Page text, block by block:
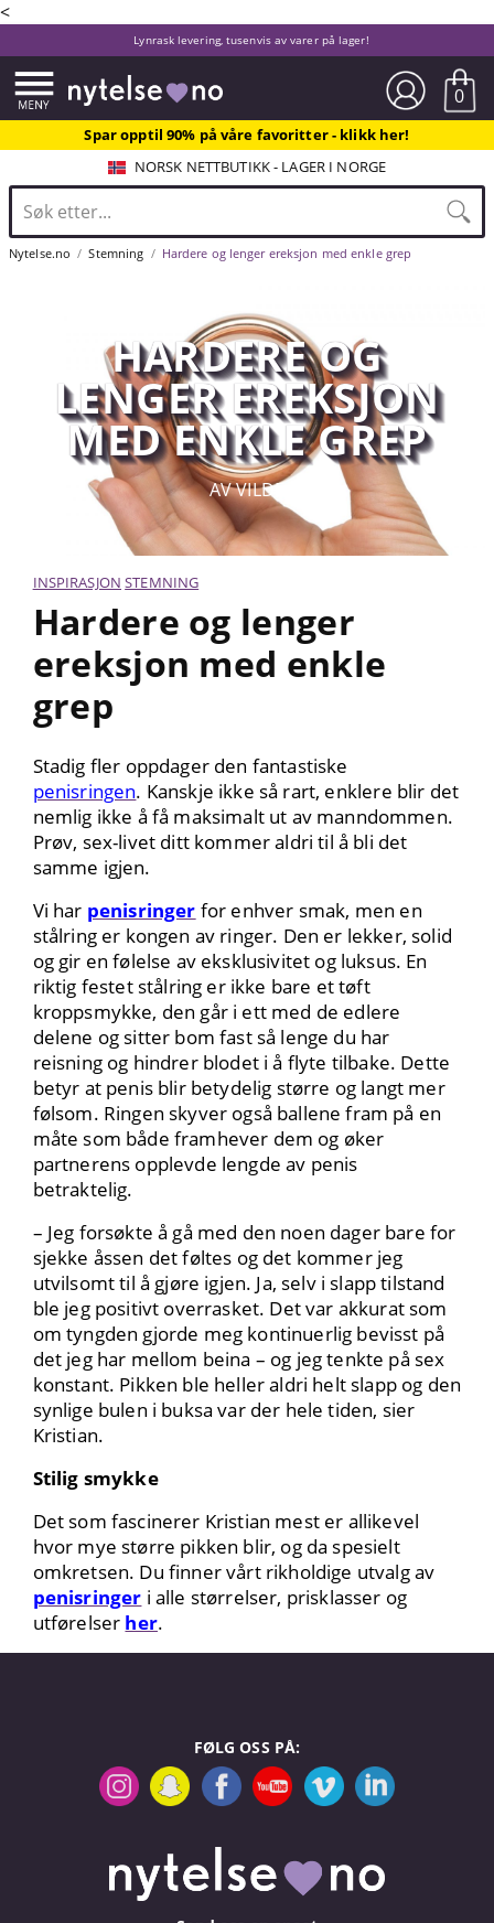
<
Lynrask levering, tusenvis av varer på lager!
0
Spar opptil 90% på våre favoritter - klikk her!
NORSK NETTBUTIKK - LAGER I NORGE
Nytelse.no Stemning Hardere og lenger ereksjon med enkle grep
HARDERE OG
LENGER EREKSJON
MED ENKLE GREP
AV VILDE
INSPIRASJON STEMNING
Hardere og lenger
ereksjon med enkle
grep
Stadig fler oppdager den fantastiske
penisringen. Kanskje ikke så rart, enklere blir det
nemlig ikke å få maksimalt ut av manndommen.
Prøv, sex-livet ditt kommer aldri til å bli det
samme igjen.
Vi har penisringer for enhver smak, men en
stålring er kongen av ringer. Den er lekker, solid
og gir en følelse av eksklusivitet og luksus. En
riktig festet stålring er ikke bare et tøft
kroppsmykke, den går i ett med de edlere
delene og sitter bom fast så lenge du har
reisning og hindrer blodet i å flyte tilbake. Dette
betyr at penis blir betydelig større og langt mer
følsom. Ringen skyver også ballene fram på en
måte som både framhever dem og øker
partnerens opplevde lengde av penis
betraktelig.
– Jeg forsøkte å gå med den noen dager bare for
sjekke åssen det føltes og det kommer jeg
utvilsomt til å gjøre igjen. Ja, selv i slapp tilstand
ble jeg positivt overrasket. Det var akkurat som
om tyngden gjorde meg kontinuerlig bevisst på
det jeg har mellom beina – og jeg tenkte på sex
konstant. Pikken ble heller aldri helt slapp og den
synlige bulen i buksa var der hele tiden, sier
Kristian.
Stilig smykke
Det som fascinerer Kristian mest er allikevel
hvor mye større pikken blir, og da spesielt
omkretsen. Du finner vårt rikholdige utvalg av
penisringer i alle størrelser, prisklasser og
utførelser her.
FØLG OSS PÅ: